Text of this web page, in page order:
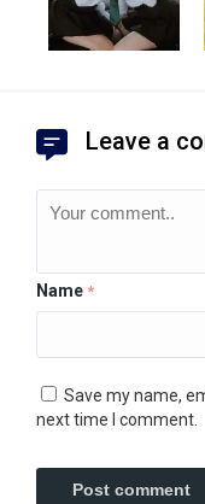
Leave a
Name *
Save my name,
next time I comment.